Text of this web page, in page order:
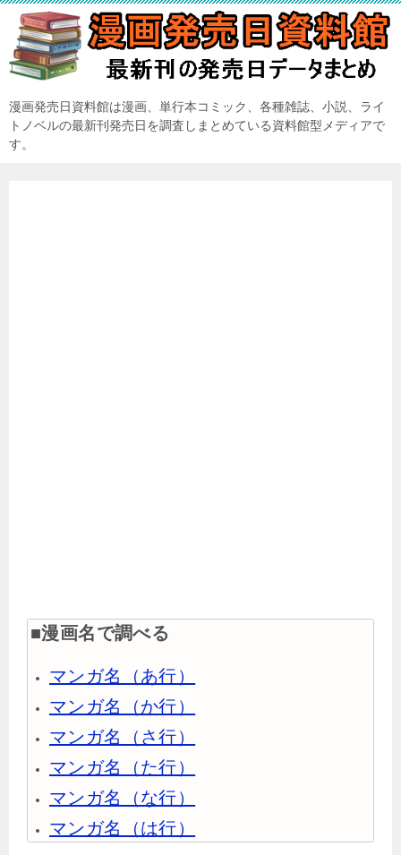
漫画発売日資料館は漫画、単行本コミック、各種雑誌、小説、ライ
トノベルの最新刊発売日を調査しまとめている資料館型メディアで
す。
■漫画名で調べる
マンガ名（あ行）
マンガ名（か行）
マンガ名（さ行）
マンガ名（た行）
マンガ名（な行）
マンガ名（は行）